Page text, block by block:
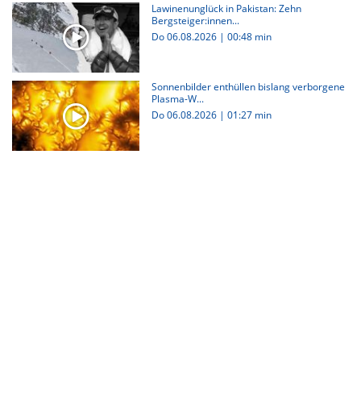
Lawinenunglück in Pakistan: Zehn
Bergsteiger:innen...
Do 06.08.2026 | 00:48 min
Sonnenbilder enthüllen bislang verborgene
Plasma-W...
Do 06.08.2026 | 01:27 min